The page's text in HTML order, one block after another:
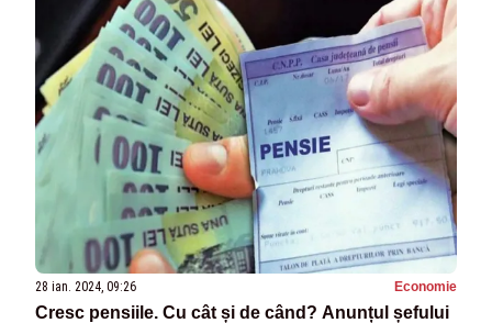
28 ian. 2024, 09:26 Economie
Cresc pensiile. Cu cât și de când? Anunțul șefului